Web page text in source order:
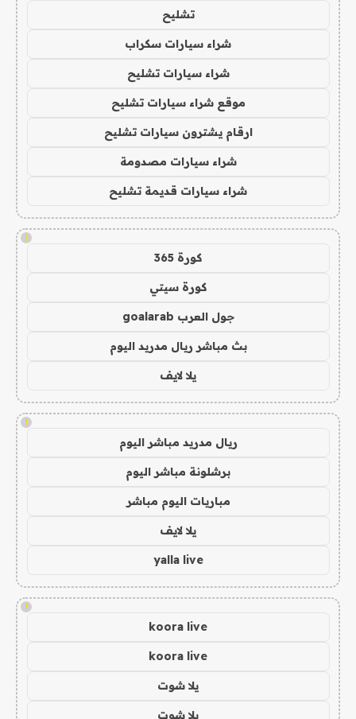
تشليح
شراء سيارات سكراب
شراء سيارات تشليح
موقع شراء سيارات تشليح
ارقام يشترون سيارات تشليح
شراء سيارات مصدومة
شراء سيارات قديمة تشليح
!
كورة 365
كورة سيتي
جول العرب goalarab
بث مباشر ريال مدريد اليوم
يلا لايف
!
ريال مدريد مباشر اليوم
برشلونة مباشر اليوم
مباريات اليوم مباشر
يلا لايف
yalla live
!
koora live
koora live
يلا شوت
يلا شوت